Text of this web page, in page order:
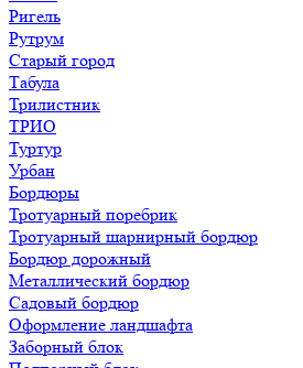
Ригель
Рутрум
Старый город
Табула
Трилистник
ТРИО
Туртур
Урбан
Бордюры
Тротуарный поребрик
Тротуарный шарнирный бордюр
Бордюр дорожный
Металлический бордюр
Садовый бордюр
Оформление ландшафта
Заборный блок